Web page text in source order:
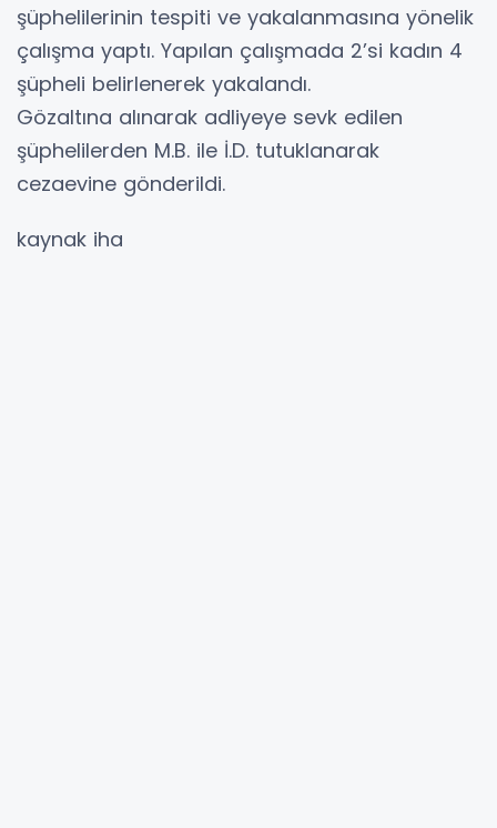
şüphelilerinin tespiti ve yakalanmasına yönelik
çalışma yaptı. Yapılan çalışmada 2’si kadın 4
şüpheli belirlenerek yakalandı.
Gözaltına alınarak adliyeye sevk edilen
şüphelilerden M.B. ile İ.D. tutuklanarak
cezaevine gönderildi.
kaynak iha